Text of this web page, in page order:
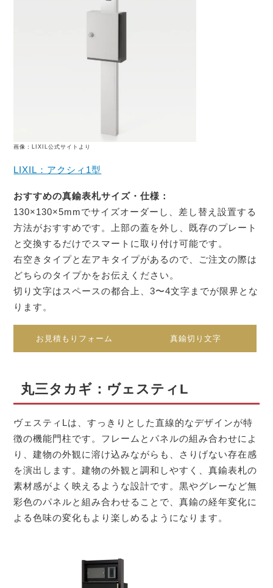
画像：LIXIL公式サイトより
LIXIL：アクシィ1型
おすすめの真鍮表札サイズ・仕様：
130×130×5mmでサイズオーダーし、差し替え設置する
方法がおすすめです。上部の蓋を外し、既存のプレート
と交換するだけでスマートに取り付け可能です。
右空きタイプと左アキタイプがあるので、ご注文の際は
どちらのタイプかをお伝えください。
切り文字はスペースの都合上、3〜4文字までが限界とな
ります。
お見積もりフォーム 真鍮切り文字
丸三タカギ：ヴェスティL
ヴェスティLは、すっきりとした直線的なデザインが特
徴の機能門柱です。フレームとパネルの組み合わせによ
り、建物の外観に溶け込みながらも、さりげない存在感
を演出します。建物の外観と調和しやすく、真鍮表札の
素材感がよく映えるような設計です。黒やグレーなど無
彩色のパネルと組み合わせることで、真鍮の経年変化に
よる色味の変化もより楽しめるようになります。